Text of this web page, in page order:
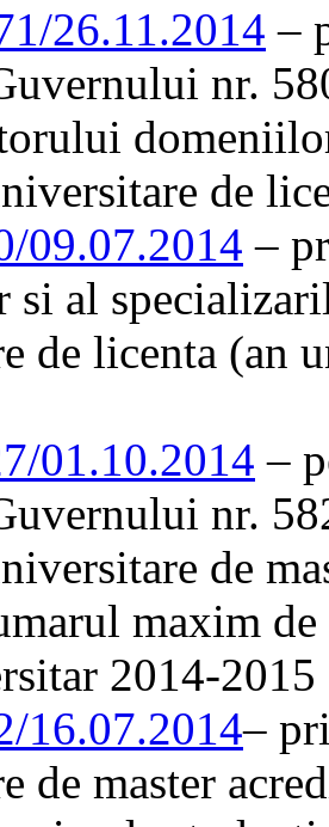
26.11.2014 –
nr.
de
09.07.2014 –
si al
de licenta (an
01.10.2014 –
nr.
de
maxim
2014-2015
16.07.2014–
de master